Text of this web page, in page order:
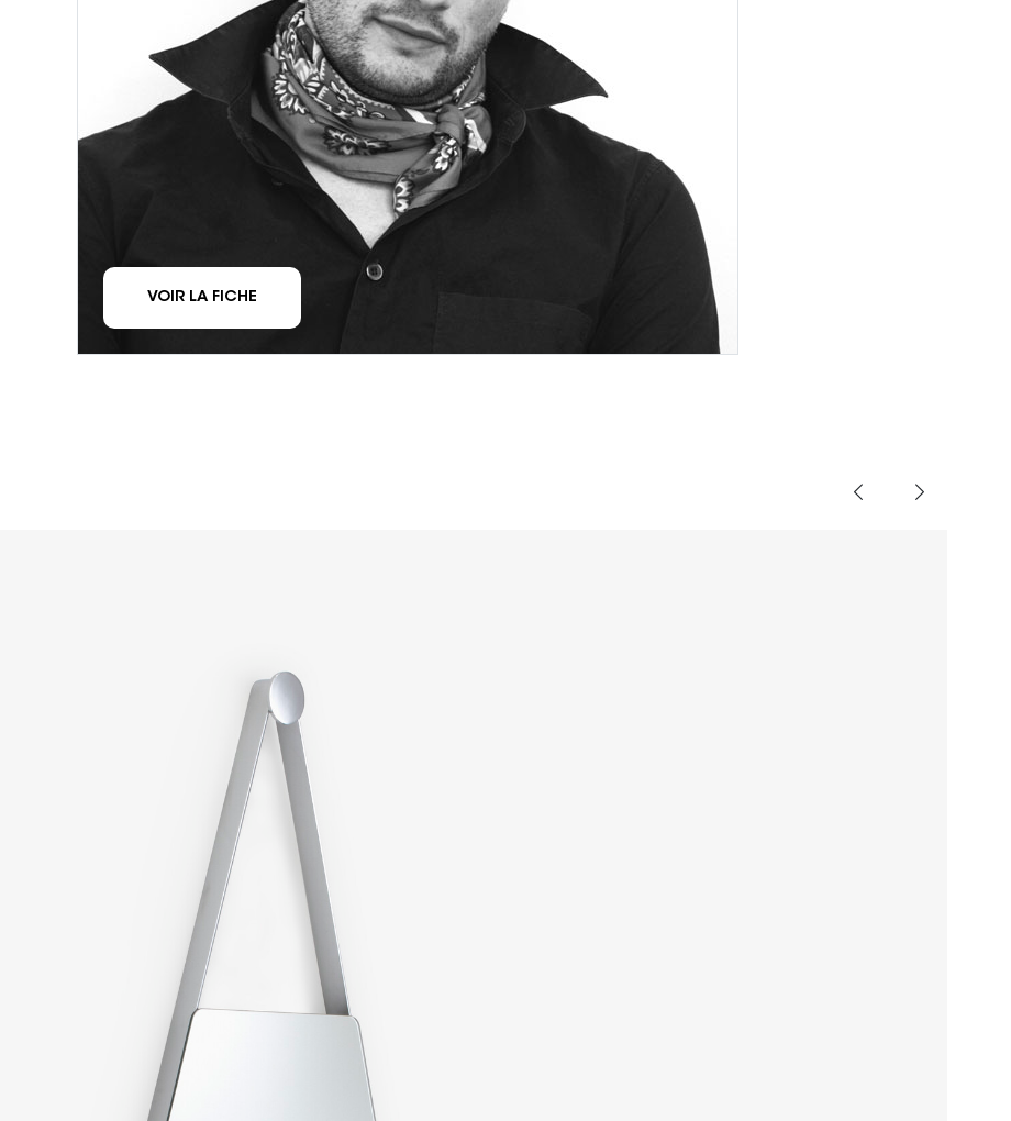
VOIR LA FICHE